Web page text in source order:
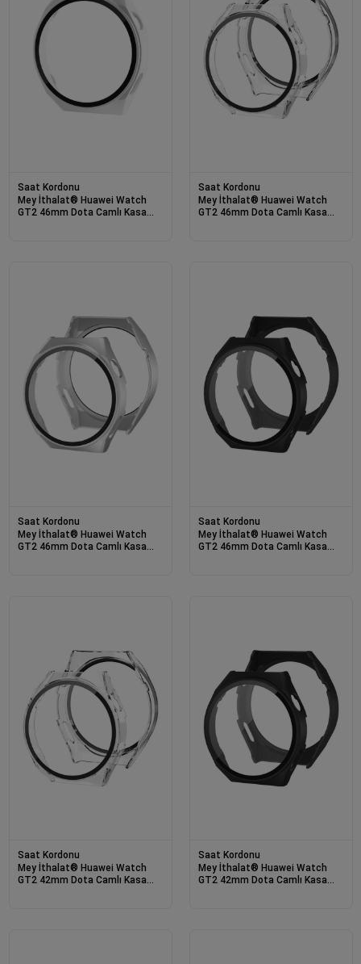
Saat Kordonu
Mey İthalat® Huawei Watch
GT2 46mm Dota Camlı Kasa
Saat Kordonu
Mey İthalat® Huawei Watch
GT2 46mm Dota Camlı Kasa
Saat Kordonu
Mey İthalat® Huawei Watch
GT2 46mm Dota Camlı Kasa
Saat Kordonu
Mey İthalat® Huawei Watch
GT2 46mm Dota Camlı Kasa
Saat Kordonu
Mey İthalat® Huawei Watch
GT2 42mm Dota Camlı Kasa
Saat Kordonu
Mey İthalat® Huawei Watch
GT2 42mm Dota Camlı Kasa